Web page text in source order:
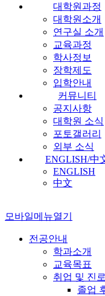
대학원과정
대학원소개
연구실 소개
교육과정
학사정보
장학제도
입학안내
커뮤니티
공지사항
대학원 소식
포토갤러리
외부 소식
ENGLISH/中
ENGLISH
中文
모바일메뉴열기
전공안내
학과소개
교육목표
취업 및 진로
졸업